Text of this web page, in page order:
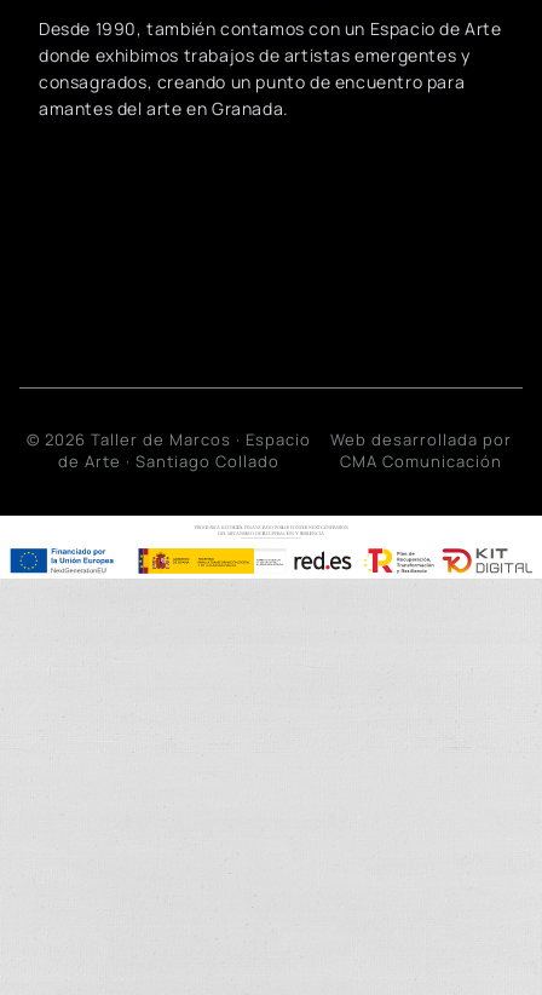
Desde 1990, también contamos con un Espacio de Arte
donde exhibimos trabajos de artistas emergentes y
consagrados, creando un punto de encuentro para
amantes del arte en Granada.
© 2026 Taller de Marcos · Espacio
de Arte · Santiago Collado
Web desarrollada por
CMA Comunicación